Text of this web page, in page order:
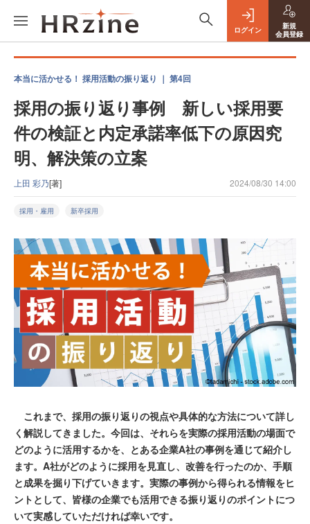
ログイン
新規
会員登録
本当に活かせる！ 採用活動の振り返り ｜ 第4回
採用の振り返り事例 新しい採用要
件の検証と内定承諾率低下の原因究
明、解決策の立案
上田 彩乃[著] 2024/08/30 14:00
採用・雇用 新卒採用
これまで、採用の振り返りの視点や具体的な方法について詳し
く解説してきました。今回は、それらを実際の採用活動の場面で
どのように活用するかを、とある企業A社の事例を通じて紹介し
ます。A社がどのように採用を見直し、改善を行ったのか、手順
と成果を掘り下げていきます。実際の事例から得られる情報をヒ
ントとして、皆様の企業でも活用できる振り返りのポイントにつ
いて実感していただければ幸いです。